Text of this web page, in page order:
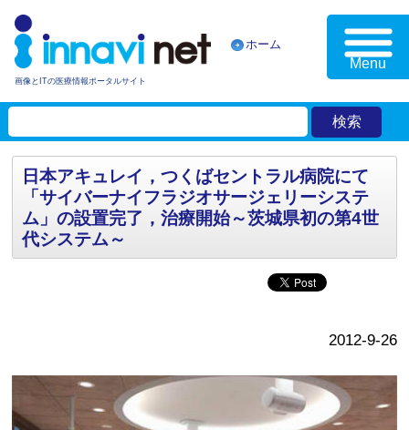
画像とITの医療情報ポータルサイト
ホーム
Menu
日本アキュレイ，つくばセントラル病院にて
「サイバーナイフラジオサージェリーシステ
ム」の設置完了，治療開始～茨城県初の第4世
代システム～
2012-9-26